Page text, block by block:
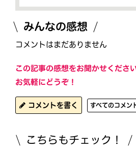
みんなの感想
コメントはまだありません
この記事の感想をお聞かせください
お気軽にどうぞ！
コメントを書く すべてのコメン
こちらもチェック！